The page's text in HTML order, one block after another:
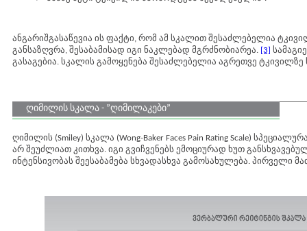
ანგარიშგასაწევია ის ფაქტი, რომ ამ სკალით შესაძლებელია
განსაზღვრა, შესაბამისად იგი ნაკლებად მგრძნობიარეა. [3]
გასაგებია. სკალის გამოყენება შესაძლებელია აგრეთვე
ღიმილის სკალა - ”ღიმილაკები”
ღიმილის (Smiley) სკალა (Wong-Baker Faces Pain Rating Scale)
არ შეუძლიათ კითხვა. იგი გვიჩვენებს ემოციურად ხუთ
ინტენსივობას შეესაბამება სხვადასხვა გამოსახულება. პირველი